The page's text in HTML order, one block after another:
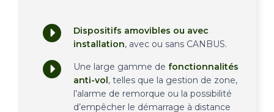
Dispositifs amovibles ou avec
installation, avec ou sans CANBUS.
Une large gamme de fonctionnalités
anti-vol, telles que la gestion de zone,
l’alarme de remorque ou la possibilité
d’empêcher le démarrage à distance